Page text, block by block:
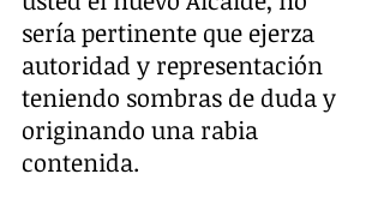
sería pertinente que ejerza
autoridad y representación
teniendo sombras de duda y
originando una rabia
contenida.